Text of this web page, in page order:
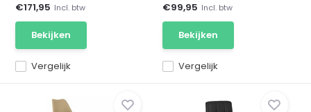
Vergelijk
€171,95 Incl. btw
Bekijken
Vergelijk
€99,95 Incl. btw
Bekijken